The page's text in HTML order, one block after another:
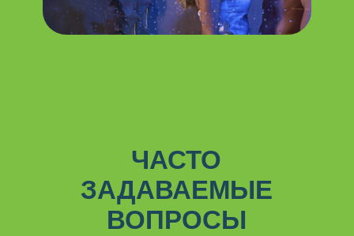
ЧАСТО
ЗАДАВАЕМЫЕ
ВОПРОСЫ